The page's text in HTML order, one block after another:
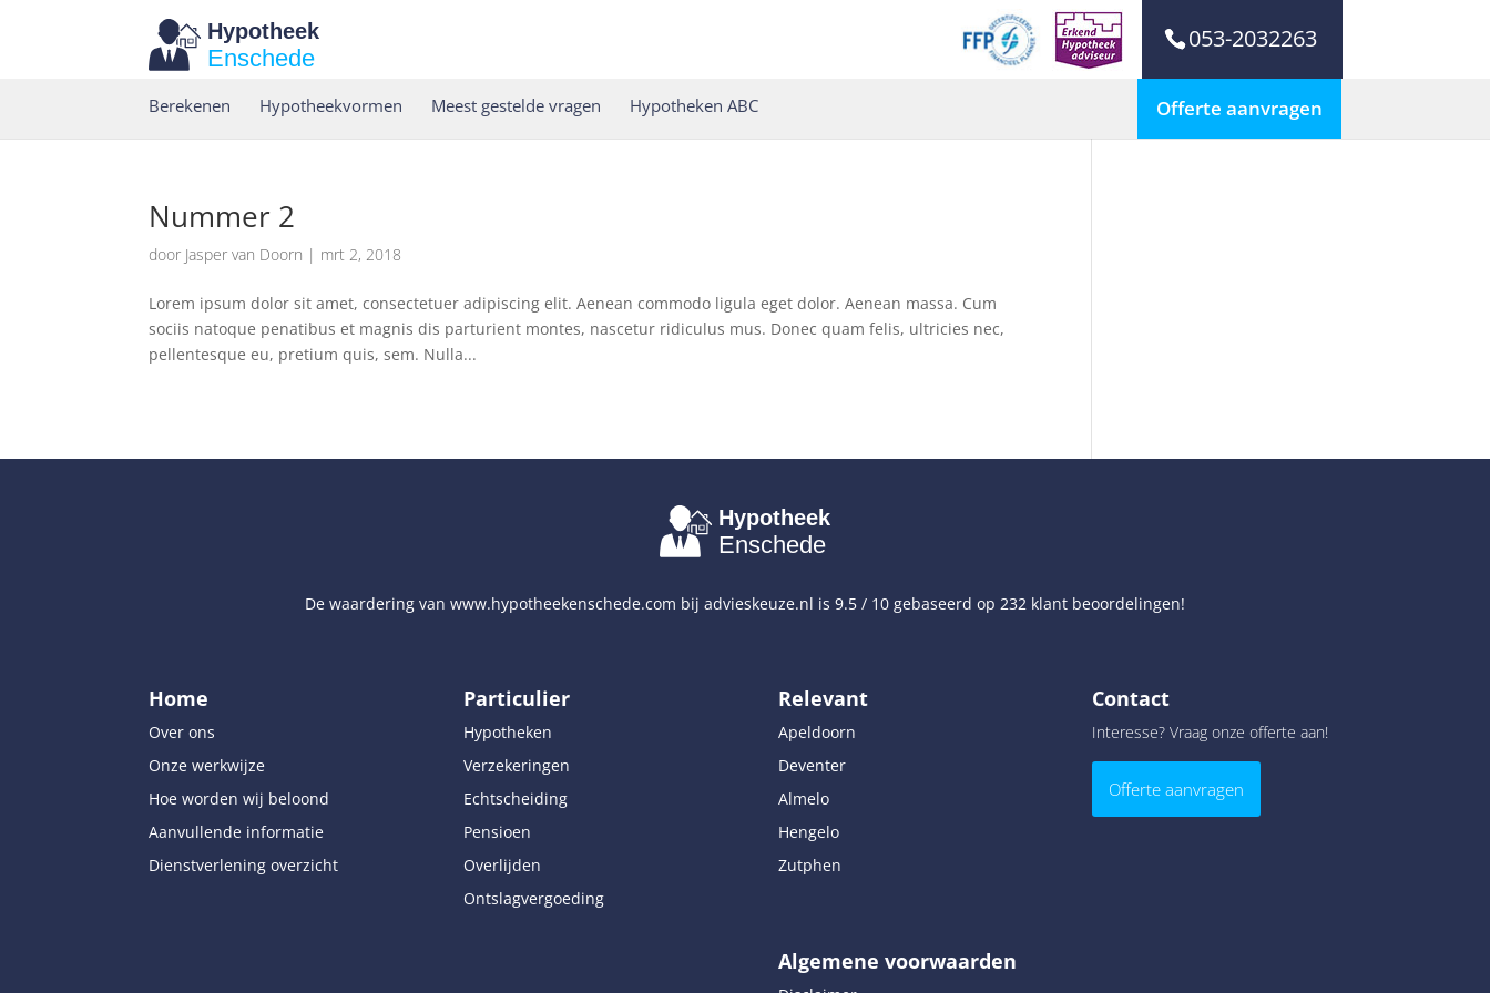
Hypotheek
Enschede
053-2032263
Berekenen Hypotheekvormen Meest gestelde vragen Hypotheken ABC Offerte aanvragen
Nummer 2
door Jasper van Doorn | mrt 2, 2018
Lorem ipsum dolor sit amet, consectetuer adipiscing elit. Aenean commodo ligula eget dolor. Aenean massa. Cum
sociis natoque penatibus et magnis dis parturient montes, nascetur ridiculus mus. Donec quam felis, ultricies nec,
pellentesque eu, pretium quis, sem. Nulla...
Hypotheek
Enschede
De waardering van www.hypotheekenschede.com bij advieskeuze.nl is 9.5 / 10 gebaseerd op 232 klant beoordelingen!
Home
Over ons
Onze werkwijze
Hoe worden wij beloond
Aanvullende informatie
Dienstverlening overzicht
Particulier
Hypotheken
Verzekeringen
Echtscheiding
Pensioen
Overlijden
Ontslagvergoeding
Relevant
Apeldoorn
Deventer
Almelo
Hengelo
Zutphen
Algemene voorwaarden
Contact
Interesse? Vraag onze offerte aan!
Offerte aanvragen